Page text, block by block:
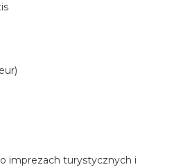
imprezach turystycznych i